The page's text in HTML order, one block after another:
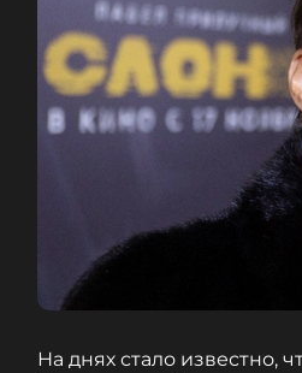
На днях стало известно,